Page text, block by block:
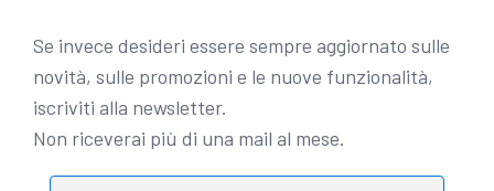
Se invece desideri essere sempre aggiornato sulle
novità, sulle promozioni e le nuove funzionalità,
iscriviti alla newsletter.
Non riceverai più di una mail al mese.